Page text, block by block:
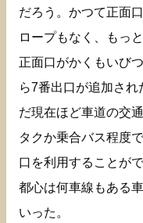
だろう。かつて正面
ロープもなく、もっ
正面口がかくもいび
ら7番出口が追加され
だ現在ほど車道の交
タクか乗合バス程度
口を利用することが
都心は何車線もある
いった。